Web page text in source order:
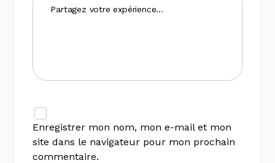
Enregistrer mon nom, mon e-mail et mon
site dans le navigateur pour mon prochain
commentaire.